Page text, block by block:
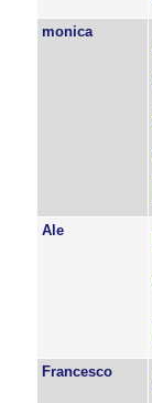
monica
Ale
Francesco